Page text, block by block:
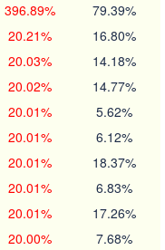
396.89% 79.39%
20.21% 16.80%
20.03% 14.18%
20.02% 14.77%
20.01% 5.62%
20.01% 6.12%
20.01% 18.37%
20.01% 6.83%
20.01% 17.26%
20.00% 7.68%